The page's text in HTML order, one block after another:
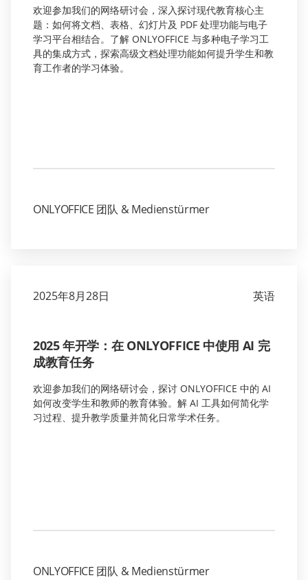
欢迎参加我们的网络研讨会，深入探讨现代教育核心主
题：如何将文档、表格、幻灯片及 PDF 处理功能与电子
学习平台相结合。了解 ONLYOFFICE 与多种电子学习工
具的集成方式，探索高级文档处理功能如何提升学生和教
育工作者的学习体验。
ONLYOFFICE 团队 & Medienstürmer
2025年8月28日 英语
2025 年开学：在 ONLYOFFICE 中使用 AI 完
成教育任务
欢迎参加我们的网络研讨会，探讨 ONLYOFFICE 中的 AI
如何改变学生和教师的教育体验。解 AI 工具如何简化学
习过程、提升教学质量并简化日常学术任务。
ONLYOFFICE 团队 & Medienstürmer